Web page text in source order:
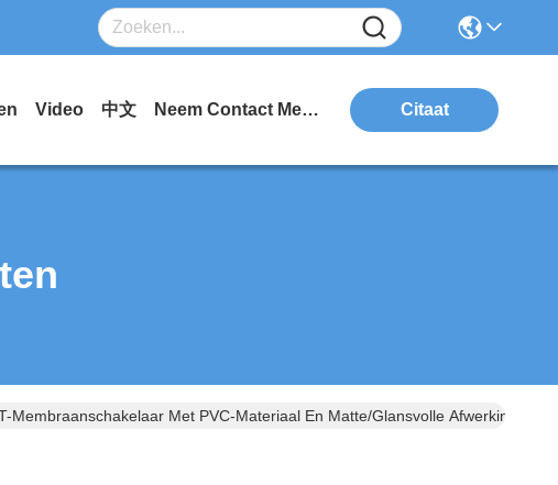
Video 中文 Neem Contact Met Ons Op. Citaat
Met PVC-Materiaal En Matte/glansvolle Afwerking